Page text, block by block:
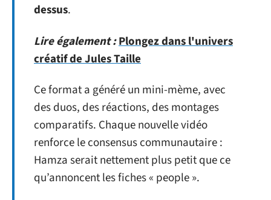
dessus.
Lire également :Plongez dans l'univers
créatif de Jules Taille
Ce format a généré un mini-mème, avec
des duos, des réactions, des montages
comparatifs. Chaque nouvelle vidéo
renforce le consensus communautaire :
Hamza serait nettement plus petit que ce
qu’annoncent les fiches « people ».